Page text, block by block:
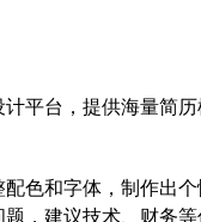
平台，提供海量简
色和字体，制作出
，建议技术、财务